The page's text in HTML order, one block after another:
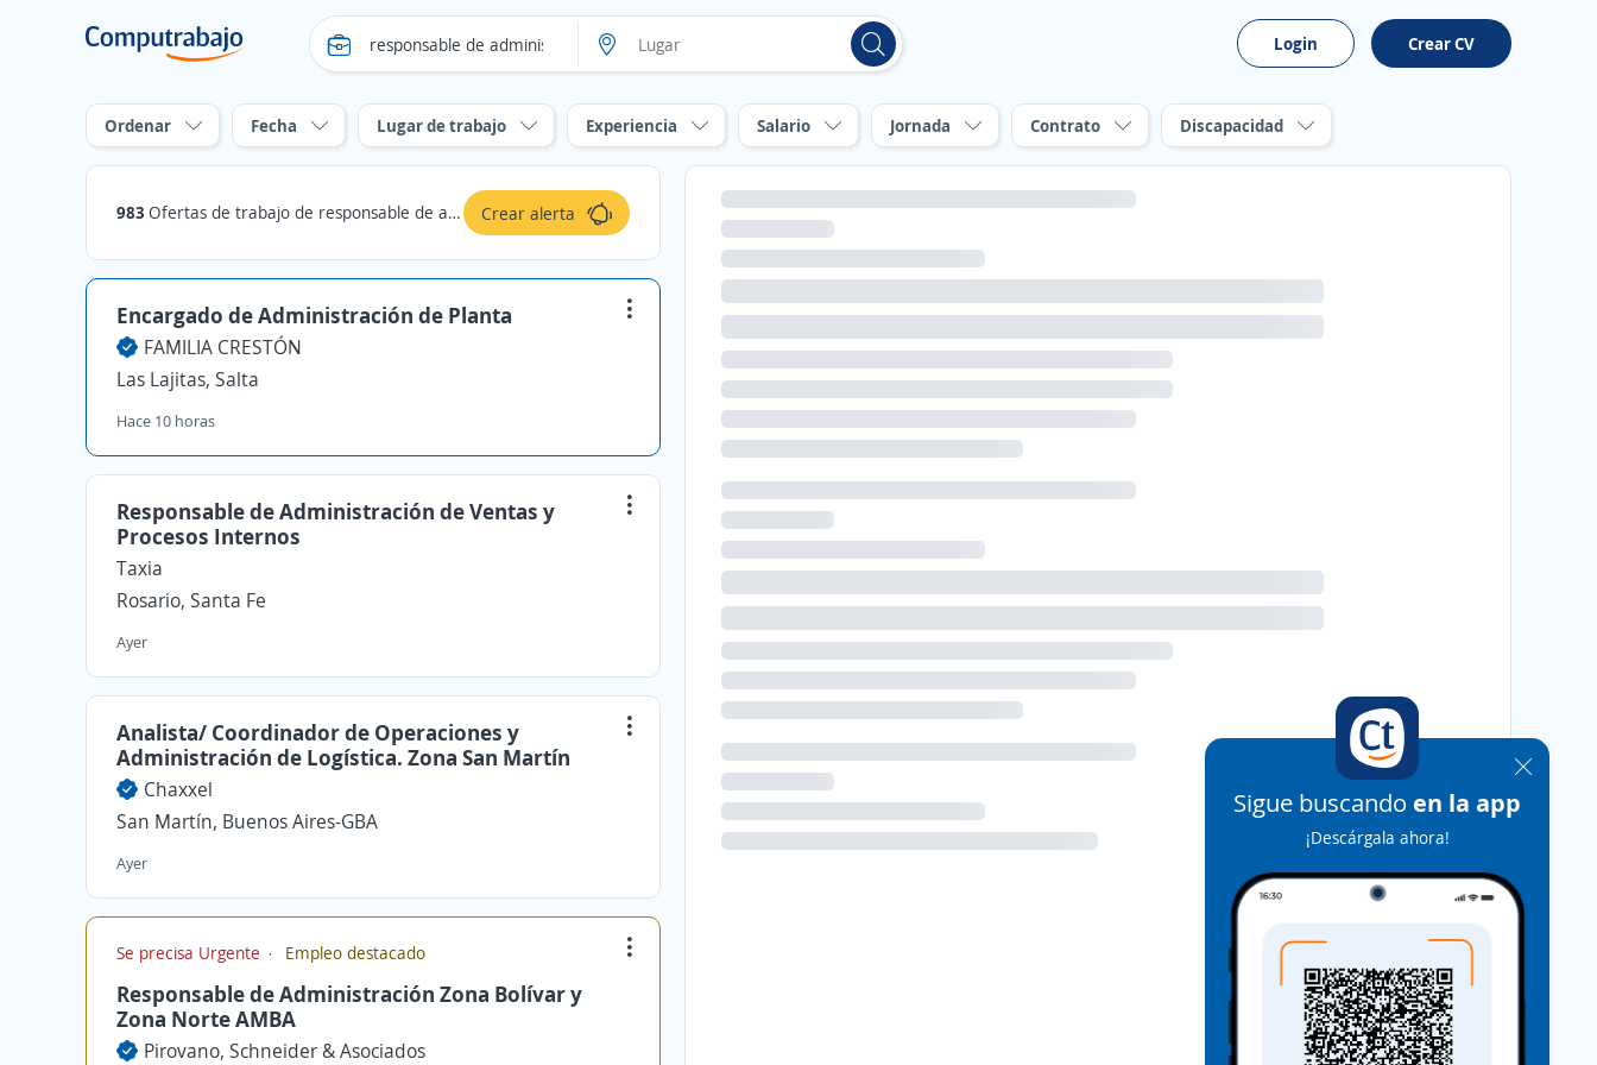
Login Crear CV
Ordenar Fecha Lugar de trabajo Experiencia Salario Jornada Contrato Discapacidad
983 Ofertas de trabajo de responsable de administracion Crear alerta
Encargado de Administración de Planta
FAMILIA CRESTÓN
Las Lajitas, Salta
Hace 10 horas
Responsable de Administración de Ventas y
Procesos Internos
Taxia
Rosario, Santa Fe
Ayer
Analista/ Coordinador de Operaciones y
Administración de Logística. Zona San Martín
Chaxxel
San Martín, Buenos Aires-GBA
Ayer
Se precisa Urgente Empleo destacado
Responsable de Administración Zona Bolívar y
Zona Norte AMBA
Pirovano, Schneider & Asociados
Sigue buscando en la app
¡Descárgala ahora!